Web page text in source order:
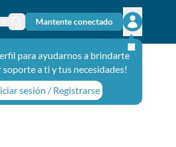
el idioma
Ícono de búsqueda
Mantente conectado
Abrir el
para ayudarnos a brindarte
soporte a ti y tus necesidades!
sesión / Registrarse